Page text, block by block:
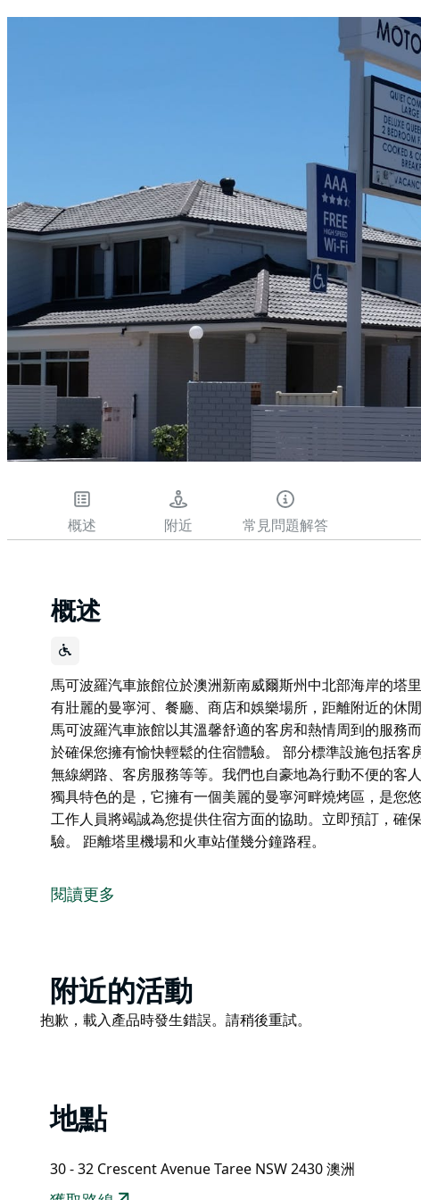
概述 附近 常見問題解答
概述
馬可波羅汽車旅館位於澳洲新南威爾斯州中北部海岸的塔
有壯麗的曼寧河、餐廳、商店和娛樂場所，距離附近的休
馬可波羅汽車旅館以其溫馨舒適的客房和熱情周到的服務
於確保您擁有愉快輕鬆的住宿體驗。 部分標準設施包括客
無線網路、客房服務等等。我們也自豪地為行動不便的客
獨具特色的是，它擁有一個美麗的曼寧河畔燒烤區，是您
工作人員將竭誠為您提供住宿方面的協助。立即預訂，確
驗。 距離塔里機場和火車站僅幾分鐘路程。
有壯麗的曼寧河、餐廳、商店和娛樂場所，距離附近的休
豪地為行動不便的客人提供寬敞的無障礙客房。
馬可波羅汽車旅館獨具特色的是，它擁有一個美麗的曼寧
適的住宿體驗。
距離塔里機場和火車站僅幾分鐘路程。
閱讀更多
Product
List
附近的活動
Product
抱歉，載入產品時發生錯誤。請稍後重試。
地點
30 - 32 Crescent Avenue Taree NSW 2430 澳洲